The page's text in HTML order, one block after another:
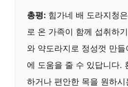
총평: 힘가네 배 도라지청
로 온 가족이 함께 섭취하
와 약도라지로 정성껏 만
에 도움을 줄 수 있답니다.
하거나 편안한 목을 원하